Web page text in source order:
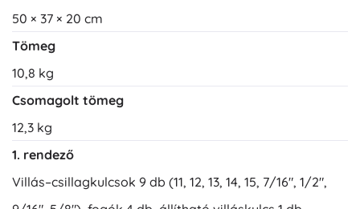
50 × 37 × 20 cm
Tömeg
10,8 kg
Csomagolt tömeg
12,3 kg
1. rendező
Villás–csillagkulcsok 9 db (11, 12, 13, 14, 15, 7/16", 1/2",